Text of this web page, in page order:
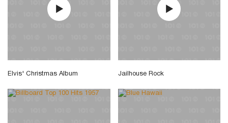
Elvis' Christmas Album Jailhouse Rock